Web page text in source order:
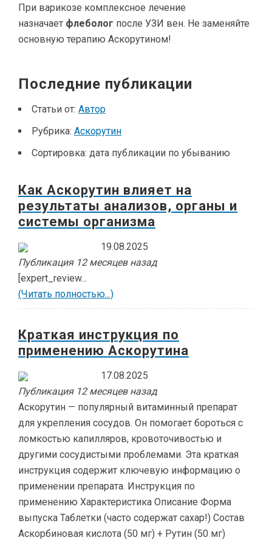
При варикозе комплексное лечение
назначает флеболог после УЗИ вен. Не заменяйте
основную терапию Аскорутином!
Последние публикации
Статьи от: Автор
Рубрика: Аскорутин
Сортировка: дата публикации по убыванию
Как Аскорутин влияет на
результаты анализов, органы и
системы организма
19.08.2025
Публикация 12 месяцев назад
[expert_review...
(Читать полностью...)
Краткая инструкция по
применению Аскорутина
17.08.2025
Публикация 12 месяцев назад
Аскорутин — популярный витаминный препарат
для укрепления сосудов. Он помогает бороться с
ломкостью капилляров, кровоточивостью и
другими сосудистыми проблемами. Эта краткая
инструкция содержит ключевую информацию о
применении препарата. Инструкция по
применению Характеристика Описание Форма
выпуска Таблетки (часто содержат сахар!) Состав
Аскорбиновая кислота (50 мг) + Рутин (50 мг)